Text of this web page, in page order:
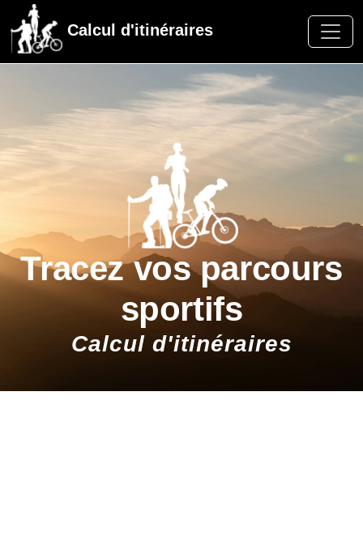
Calcul d'itinéraires
Tracez vos parcours
sportifs
Calcul d'itinéraires